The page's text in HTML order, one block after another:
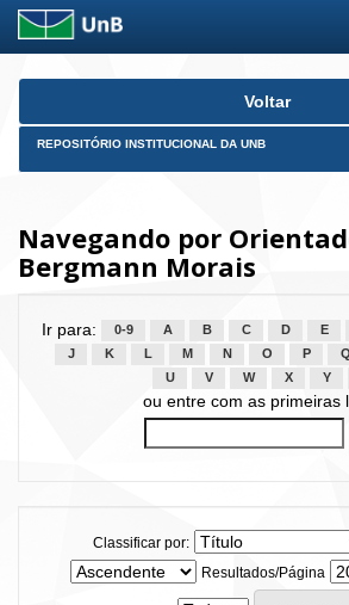
Skip
Voltar
REPOSITÓRIO INSTITUCIONAL DA UNB
Navegando por
Bergmann Morais
Ir para: 0-9 A B C D E
J
K L M N O P Q
U
V W X Y
ou entre com as primeiras
Classificar por:
Resultados/Página